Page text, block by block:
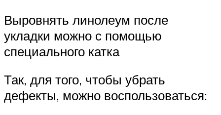
Выровнять линолеум после
укладки можно с помощью
специального катка
Так, для того, чтобы убрать
дефекты, можно воспользоваться: